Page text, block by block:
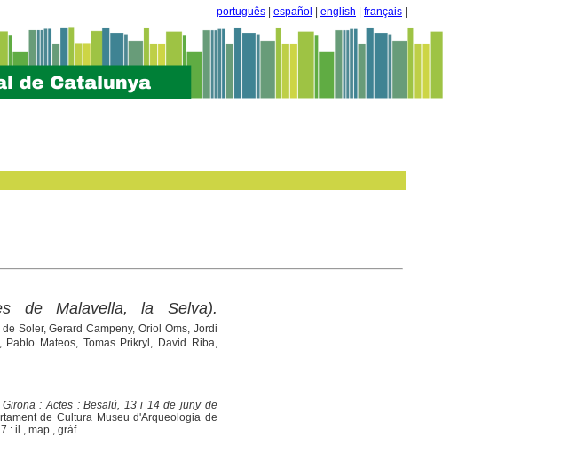
português español english français
de Malavella, la Selva).
Soler, Gerard Campeny, Oriol Oms, Jordi
Mateos, Tomas Prikryl, David Riba,
: Actes : Besalú, 13 i 14 de juny de
de Cultura Museu d'Arqueologia de
: il., map., gràf